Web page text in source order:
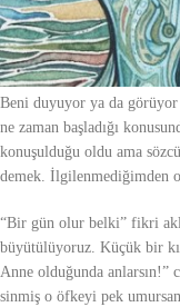
Beni duyuyor ya da
ne zaman başladığı
konuşulduğu oldu ama
demek. İlgilenmediğimden
“Bir gün olur belki” fikri
büyütülüyoruz. Küçük bir
Anne olduğunda anlarsın!”
sinmiş o öfkeyi pek